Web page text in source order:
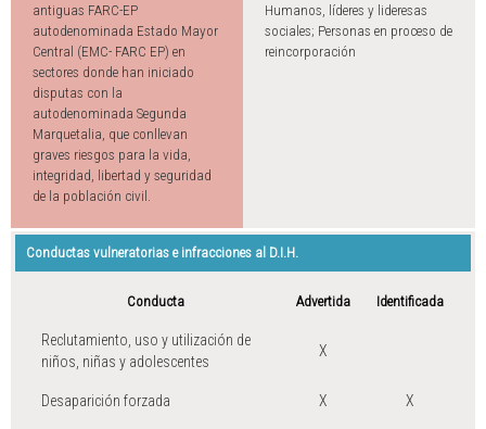
antiguas FARC-EP
autodenominada Estado Mayor
Central (EMC- FARC EP) en
sectores donde han iniciado
disputas con la
autodenominada Segunda
Marquetalia, que conllevan
graves riesgos para la vida,
integridad, libertad y seguridad
de la población civil.
Humanos, líderes y lideresas
sociales; Personas en proceso de
reincorporación
Conductas vulneratorias e infracciones al D.I.H.
Conducta Advertida Identificada
Reclutamiento, uso y utilización de
niños, niñas y adolescentes
X
Desaparición forzada X X